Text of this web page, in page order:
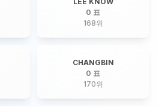
0 표
168위
CHANGBIN
0 표
170위